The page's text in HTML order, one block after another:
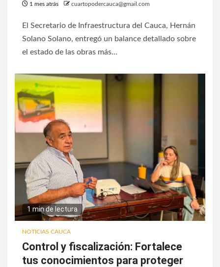
1 mes atrás cuartopodercauca@gmail.com
El Secretario de Infraestructura del Cauca, Hernán
Solano Solano, entregó un balance detallado sobre
el estado de las obras más...
1 min de lectura
NOTICIAS CAUCA
Control y fiscalización: Fortalece
tus conocimientos para proteger